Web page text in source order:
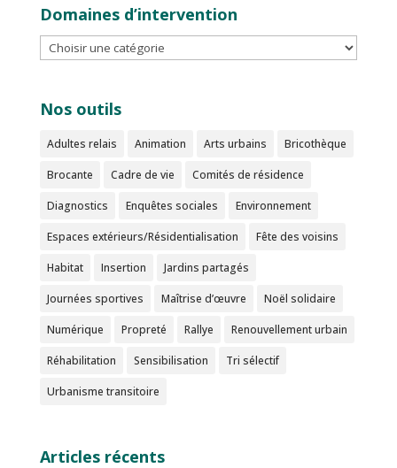
Domaines d’intervention
Nos outils
Adultes relais Animation Arts urbains Bricothèque
Brocante Cadre de vie Comités de résidence
Diagnostics Enquêtes sociales Environnement
Espaces extérieurs/Résidentialisation Fête des voisins
Habitat Insertion Jardins partagés
Journées sportives Maîtrise d’œuvre Noël solidaire
Numérique Propreté Rallye Renouvellement urbain
Réhabilitation Sensibilisation Tri sélectif
Urbanisme transitoire
Articles récents